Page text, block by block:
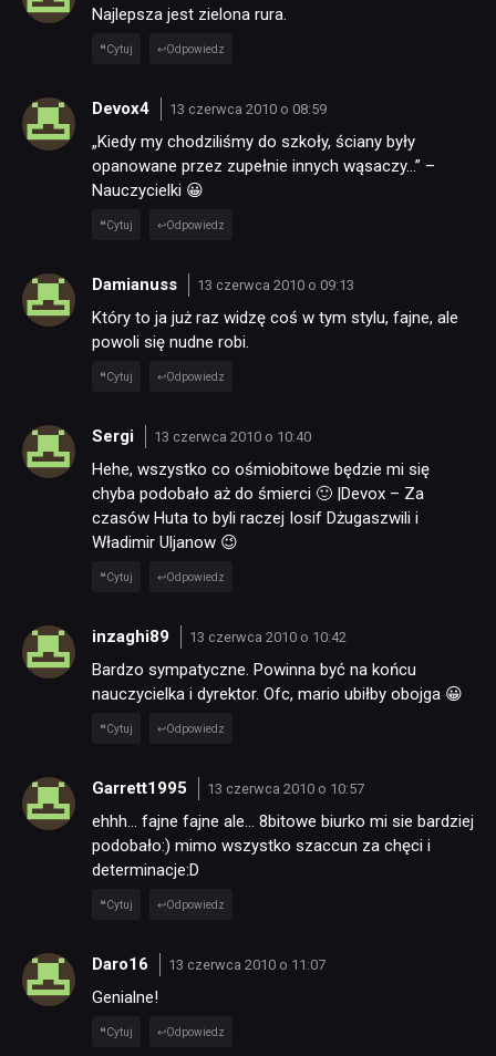
RETRO
TECHNOLOGIE
DYSKUSJE
JUŻ GRALIŚMY
SKLEP
Najlepsza jest zielona rura.
Cytuj Odpowiedz
Devox4 13 czerwca 2010 o 08:59
„Kiedy my chodziliśmy do szkoły, ściany były
opanowane przez zupełnie innych wąsaczy…” –
Nauczycielki 😀
Cytuj Odpowiedz
Damianuss 13 czerwca 2010 o 09:13
Który to ja już raz widzę coś w tym stylu, fajne, ale
powoli się nudne robi.
Cytuj Odpowiedz
Sergi 13 czerwca 2010 o 10:40
Hehe, wszystko co ośmiobitowe będzie mi się
chyba podobało aż do śmierci 🙂 |Devox – Za
czasów Huta to byli raczej Iosif Dżugaszwili i
Władimir Uljanow 😉
Cytuj Odpowiedz
inzaghi89 13 czerwca 2010 o 10:42
Bardzo sympatyczne. Powinna być na końcu
nauczycielka i dyrektor. Ofc, mario ubiłby obojga 😀
Cytuj Odpowiedz
Garrett1995 13 czerwca 2010 o 10:57
ehhh… fajne fajne ale… 8bitowe biurko mi sie bardziej
podobało:) mimo wszystko szaccun za chęci i
determinacje:D
Cytuj Odpowiedz
Daro16 13 czerwca 2010 o 11:07
Genialne!
Cytuj Odpowiedz